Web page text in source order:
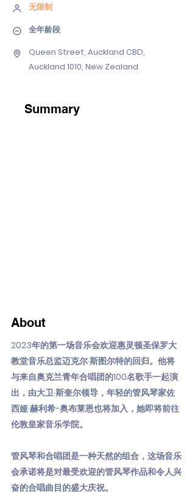
无限制
全年龄段
Queen Street, Auckland CBD,
Auckland 1010, New Zealand
Summary
About
2023年的第一场音乐会欢迎惠灵顿圣保罗大
教堂音乐总监迈克尔·斯图尔特的回归。他将
与来自奥克兰青年合唱团的100名歌手一起演
出，由大卫·斯奎尔领导，年轻的管风琴家佐
西娅·赫利希-奥布莱恩也将加入，她即将前往
伦敦皇家音乐学院。
管风琴和合唱团是一种天然的组合，这场音乐
会承诺将是对最受欢迎的管风琴作品和令人兴
奋的合唱曲目的盛大庆祝。